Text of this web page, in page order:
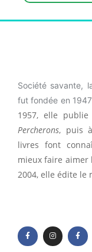
Société savante,
fut fondée en
1957, elle
Percherons, puis
livres font
mieux faire aimer
2004, elle édite le
c
e
b
o
s
t
a
g
c
e
b
o